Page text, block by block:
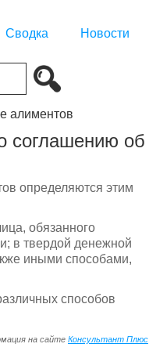
Сводка Новости
алиментов
соглашению об
определяются этим
обязанного
в твердой денежной
иными способами,
способов
на сайте Консультант Плюс